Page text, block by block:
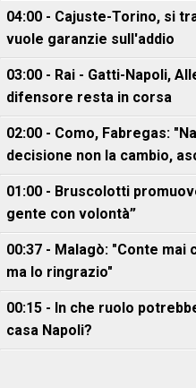
04:00 - Cajuste-Torino, si
vuole garanzie sull'addio
03:00 - Rai - Gatti-Napoli,
difensore resta in corsa
02:00 - Como, Fabregas:
decisione non la cambio,
01:00 - Bruscolotti
gente con volontà”
00:37 - Malagò: "Conte
ma lo ringrazio"
00:15 - In che ruolo
casa Napoli?